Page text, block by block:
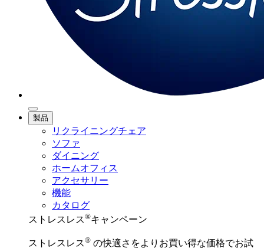
製品
リクライニングチェア
ソファ
ダイニング
ホームオフィス
アクセサリー
機能
カタログ
ストレスレス®キャンペーン
ストレスレス® の快適さをよりお買い得な価格でお試